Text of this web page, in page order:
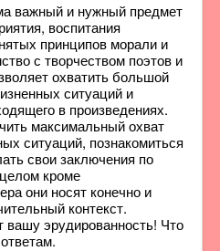
важный и нужный предмет
воспитания
принципов морали и
с творчеством поэтов и
охватить большой
ситуаций и
в произведениях.
максимальный охват
ситуаций, познакомиться
свои заключения по
кроме
они носят конечно и
контекст.
эрудированность! Что